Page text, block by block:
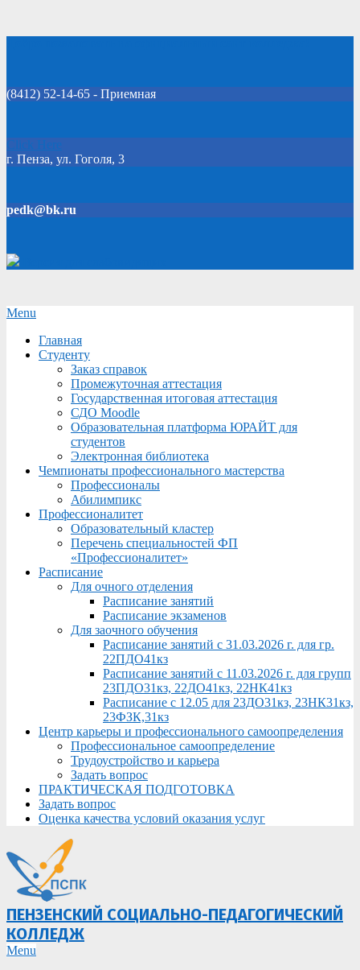
(8412) 52-14-65 - Приемная
Click Here
г. Пенза, ул. Гоголя, 3
pedk@bk.ru
Secondary
Menu
Menu
Главная
Студенту
Заказ справок
Промежуточная аттестация
Государственная итоговая аттестация
СДО Moodle
Образовательная платформа ЮРАЙТ для
студентов
Электронная библиотека
Чемпионаты профессионального мастерства
Профессионалы
Абилимпикс
Профессионалитет
Образовательный кластер
Перечень специальностей ФП
«Профессионалитет»
Расписание
Для очного отделения
Расписание занятий
Расписание экзаменов
Для заочного обучения
Расписание занятий с 31.03.2026 г. для гр.
22ПДО41кз
Расписание занятий с 11.03.2026 г. для групп
23ПДО31кз, 22ДО41кз, 22НК41кз
Расписание с 12.05 для 23ДО31кз, 23НК31кз,
23ФЗК,31кз
Центр карьеры и профессионального самоопределения
Профессиональное самоопределение
Трудоустройство и карьера
Задать вопрос
ПРАКТИЧЕСКАЯ ПОДГОТОВКА
Задать вопрос
Оценка качества условий оказания услуг
ПЕНЗЕНСКИЙ СОЦИАЛЬНО-ПЕДАГОГИЧЕСКИЙ
КОЛЛЕДЖ
Primary
Menu